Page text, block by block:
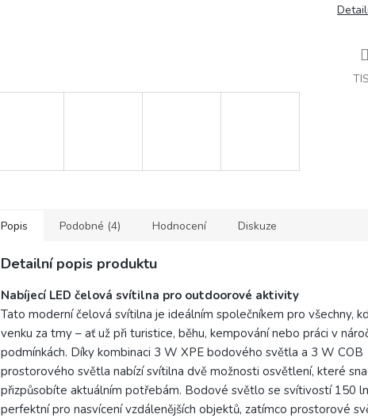
Popis Podobné (4) Hodnocení Diskuze
Detailní popis produktu
Nabíjecí LED čelová svítilna pro outdoorové aktivity
Tato moderní čelová svítilna je ideálním společníkem pro všechny,
venku za tmy – ať už při turistice, běhu, kempování nebo práci v
podmínkách. Díky kombinaci 3 W XPE bodového světla a 3 W COB
prostorového světla nabízí svítilna dvě možnosti osvětlení, které
přizpůsobíte aktuálním potřebám. Bodové světlo se svítivostí 150
perfektní pro nasvícení vzdálenějších objektů, zatímco prostorové